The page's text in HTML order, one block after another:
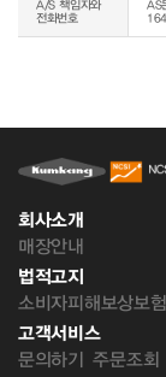
A/S 책임자와
전화번호
AS
회사소개
매장안내
법적고지
소비자피해보상보험
고객서비스
문의하기 주문조회